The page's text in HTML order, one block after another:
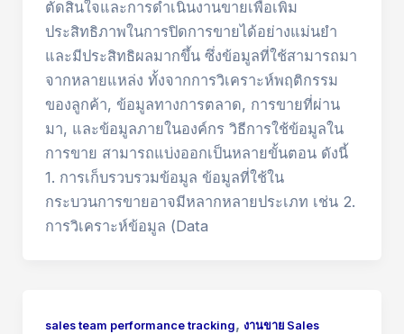
ตัดสินใจและการดำเนินงานขายเพื่อเพิ่ม
ประสิทธิภาพในการปิดการขายได้อย่างแม่นยำ
และมีประสิทธิผลมากขึ้น ซึ่งข้อมูลที่ใช้สามารถมา
จากหลายแหล่ง ทั้งจากการวิเคราะห์พฤติกรรม
ของลูกค้า, ข้อมูลทางการตลาด, การขายที่ผ่าน
มา, และข้อมูลภายในองค์กร วิธีการใช้ข้อมูลใน
การขาย สามารถแบ่งออกเป็นหลายขั้นตอน ดังนี้
1. การเก็บรวบรวมข้อมูล ข้อมูลที่ใช้ใน
กระบวนการขายอาจมีหลากหลายประเภท เช่น 2.
การวิเคราะห์ข้อมูล (Data
sales team performance tracking, งานขาย Sales